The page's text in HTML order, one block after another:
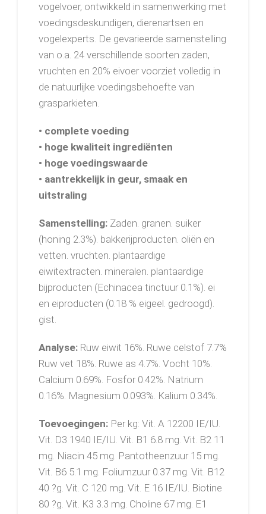
vogelvoer, ontwikkeld in samenwerking met
voedingsdeskundigen, dierenartsen en
vogelexperts. De gevarieerde samenstelling
van o.a. 24 verschillende soorten zaden,
vruchten en 20% eivoer voorziet volledig in
de natuurlijke voedingsbehoefte van
grasparkieten.
• complete voeding
• hoge kwaliteit ingrediënten
• hoge voedingswaarde
• aantrekkelijk in geur, smaak en
uitstraling
Samenstelling: Zaden. granen. suiker
(honing 2.3%). bakkerijproducten. oliën en
vetten. vruchten. plantaardige
eiwitextracten. mineralen. plantaardige
bijproducten (Echinacea tinctuur 0.1%). ei
en eiproducten (0.18 % eigeel. gedroogd).
gist.
Analyse: Ruw eiwit 16%. Ruwe celstof 7.7%
Ruw vet 18%. Ruwe as 4.7%. Vocht 10%.
Calcium 0.69%. Fosfor 0.42%. Natrium
0.16%. Magnesium 0.093%. Kalium 0.34%.
Toevoegingen: Per kg: Vit. A 12200 IE/IU.
Vit. D3 1940 IE/IU. Vit. B1 6.8 mg. Vit. B2 11
mg. Niacin 45 mg. Pantotheenzuur 15 mg.
Vit. B6 5.1 mg. Foliumzuur 0.37 mg. Vit. B12
40 ?g. Vit. C 120 mg. Vit. E 16 IE/IU. Biotine
80 ?g. Vit. K3 3.3 mg. Choline 67 mg. E1